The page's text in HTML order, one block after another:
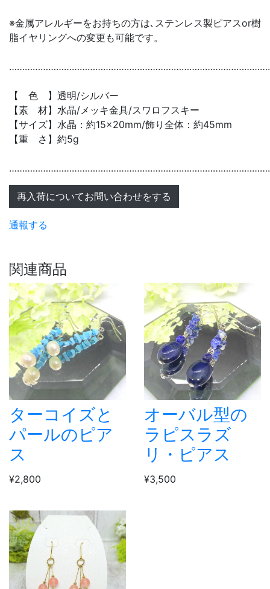
※金属アレルギーをお持ちの方は､ステンレス製ピアスor樹
脂イヤリングへの変更も可能です。
【 色 】透明/シルバー
【素 材】水晶/メッキ金具/スワロフスキー
【サイズ】水晶：約15×20mm/飾り全体：約45mm
【重 さ】約5g
再入荷についてお問い合わせをする
通報する
関連商品
ターコイズと
パールのピア
ス
¥2,800
オーバル型の
ラピスラズ
リ・ピアス
¥3,500